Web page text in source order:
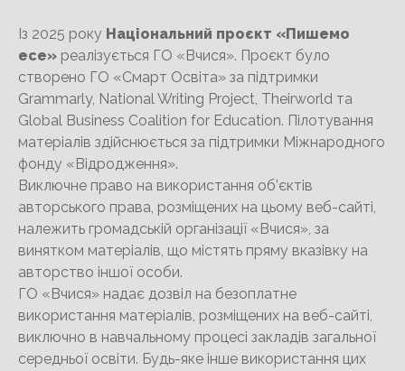
Із 2025 року Національний проєкт «Пишемо
есе» реалізується ГО «Вчися». Проєкт було
створено ГО «Смарт Освіта» за підтримки
Grammarly, National Writing Project, Theirworld та
Global Business Coalition for Education. Пілотування
матеріалів здійснюється за підтримки Міжнародного
фонду «Відродження».
Виключне право на використання об’єктів
авторського права, розміщених на цьому веб-сайті,
належить громадській організації «Вчися», за
винятком матеріалів, що містять пряму вказівку на
авторство іншої особи.
ГО «Вчися» надає дозвіл на безоплатне
використання матеріалів, розміщених на веб-сайті,
виключно в навчальному процесі закладів загальної
середньої освіти. Будь-яке інше використання цих